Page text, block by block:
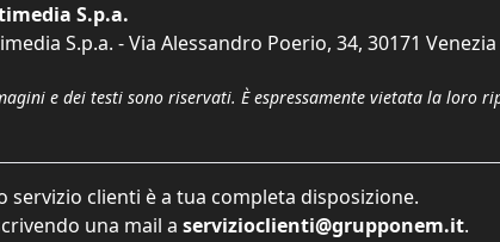
S.p.a.
S.p.a. - Via Alessandro Poerio, 34, 30171 Venezia
e dei testi sono riservati. È espressamente vietata la loro
clienti è a tua completa disposizione.
una mail a servizioclienti@grupponem.it.